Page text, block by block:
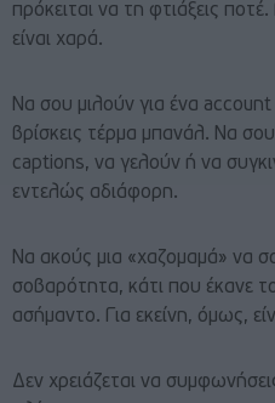
πρόκειται να τη φτιάξεις
είναι χαρά.
Να σου μιλούν για ένα
βρίσκεις τέρμα μπανάλ. Να
captions, να γελούν ή να
εντελώς αδιάφορη.
Να ακούς μια «χαζομαμά» να
σοβαρότητα, κάτι που έκανε
ασήμαντο. Για εκείνη, όμως,
Δεν χρειάζεται να